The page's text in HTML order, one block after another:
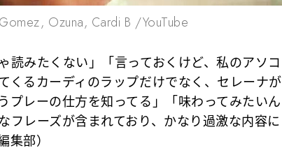
Ozuna, Cardi B /YouTube
みたくない」「言っておくけど、私のアソコ
くるカーディのラップだけでなく、セレーナが
プレーの仕方を知ってる」「味わってみたいん
フレーズが含まれており、かなり過激な内容に
部）